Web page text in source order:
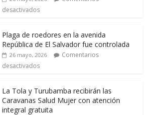
desactivados
Plaga de roedores en la avenida
República de El Salvador fue controlada
26 mayo, 2026
Comentarios
desactivados
La Tola y Turubamba recibirán las
Caravanas Salud Mujer con atención
integral gratuita